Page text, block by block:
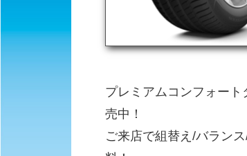
プレミアムコンフォート
売中！
ご来店で組替え/バラン